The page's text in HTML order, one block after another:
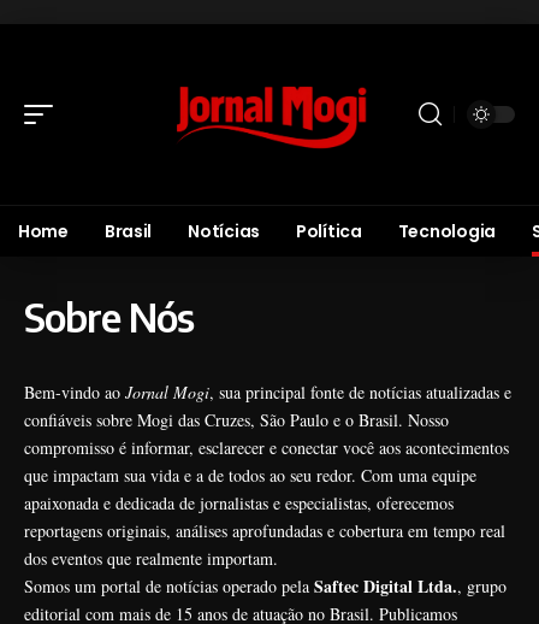
Home Brasil Notícias Política Tecnologia
Sobre Nós
Bem-vindo ao Jornal Mogi, sua principal fonte de notícias atualizadas e
confiáveis sobre Mogi das Cruzes, São Paulo e o Brasil. Nosso
compromisso é informar, esclarecer e conectar você aos acontecimentos
que impactam sua vida e a de todos ao seu redor. Com uma equipe
apaixonada e dedicada de jornalistas e especialistas, oferecemos
reportagens originais, análises aprofundadas e cobertura em tempo real
dos eventos que realmente importam.
Somos um portal de notícias operado pela Saftec Digital Ltda., grupo
editorial com mais de 15 anos de atuação no Brasil. Publicamos